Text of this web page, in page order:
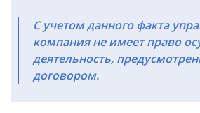
С учетом данного факта
компания не имеет право
деятельность,
договором.